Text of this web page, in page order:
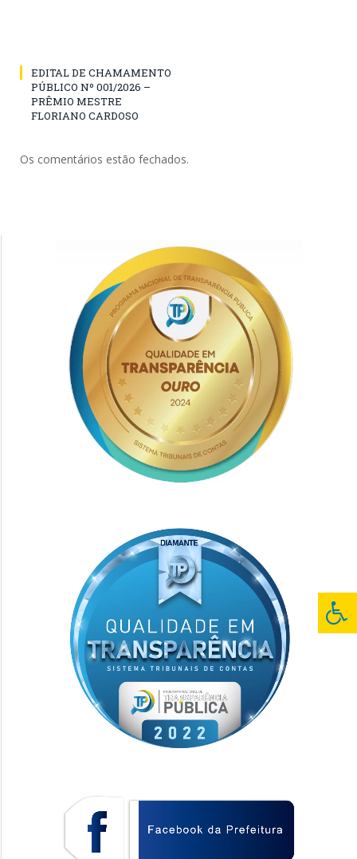
EDITAL DE CHAMAMENTO
PÚBLICO Nº 001/2026 –
PRÊMIO MESTRE
FLORIANO CARDOSO
Os comentários estão fechados.